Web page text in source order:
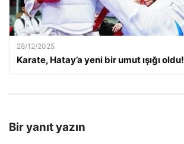
28/12/2025
Karate, Hatay’a yeni bir umut ışığı oldu!
Bir yanıt yazın